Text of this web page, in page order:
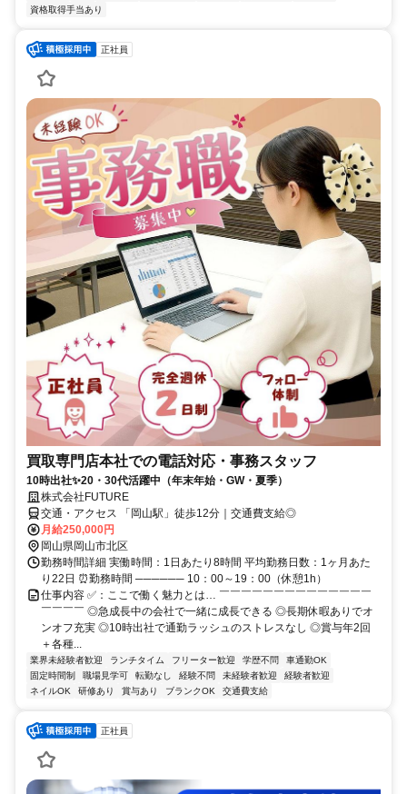
資格取得手当あり
正社員
買取専門店本社での電話対応・事務スタッフ
10時出社✨20・30代活躍中（年末年始・GW・夏季）
株式会社FUTURE
交通・アクセス 「岡山駅」徒歩12分｜交通費支給◎
月給250,000円
岡山県岡山市北区
勤務時間詳細 実働時間：1日あたり8時間 平均勤務日数：1ヶ月あた
り22日 ⏰勤務時間 ────── 10：00～19：00（休憩1h）
仕事内容 ✅：ここで働く魅力とは… ￣￣￣￣￣￣￣￣￣￣￣￣￣￣
￣￣￣￣ ◎急成長中の会社で一緒に成長できる ◎長期休暇ありでオ
ンオフ充実 ◎10時出社で通勤ラッシュのストレスなし ◎賞与年2回
＋各種...
業界未経験者歓迎 ランチタイム フリーター歓迎 学歴不問
車通勤OK
固定時間制
職場見学可 転勤なし 経験不問 未経験者歓迎
経験者歓迎
ネイルOK
研修あり 賞与あり ブランクOK 交通費支給
正社員